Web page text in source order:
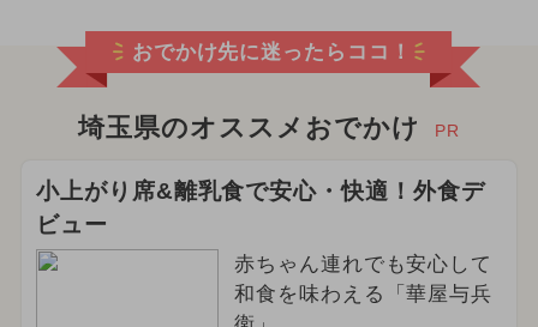
おでかけ先に迷ったらココ！
埼玉県のオススメおでかけ PR
小上がり席&離乳食で安心・快適！外食デ
ビュー
赤ちゃん連れでも安心して
和食を味わえる「華屋与兵